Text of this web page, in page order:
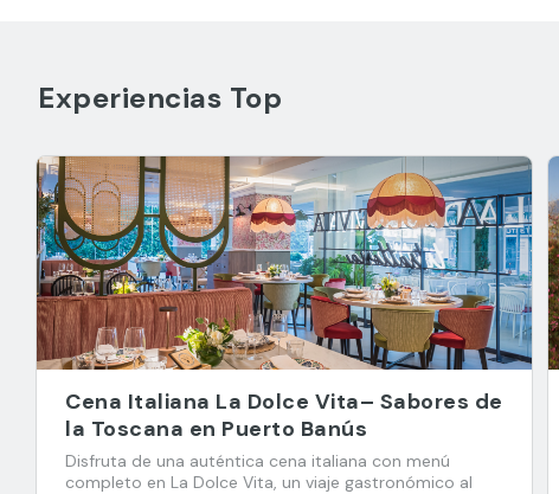
Experiencias Top
Cena Italiana La Dolce Vita– Sabores de
la Toscana en Puerto Banús
Disfruta de una auténtica cena italiana con menú
completo en La Dolce Vita, un viaje gastronómico al